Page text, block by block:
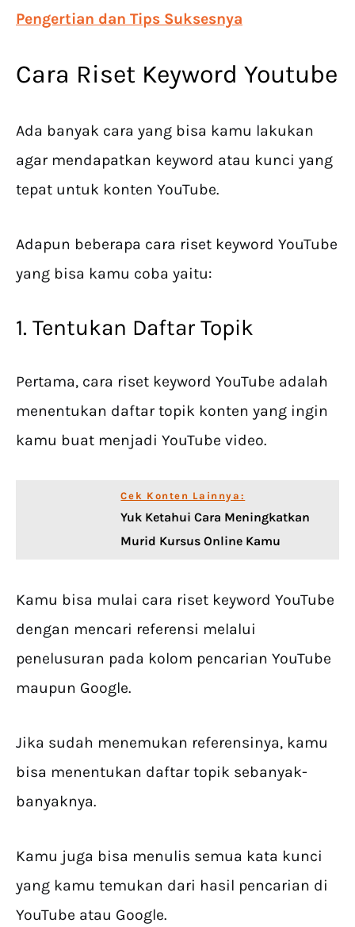
Pengertian dan Tips Suksesnya
Cara Riset Keyword Youtube
Ada banyak cara yang bisa kamu lakukan
agar mendapatkan keyword atau kunci yang
tepat untuk konten YouTube.
Adapun beberapa cara riset keyword YouTube
yang bisa kamu coba yaitu:
1. Tentukan Daftar Topik
Pertama, cara riset keyword YouTube adalah
menentukan daftar topik konten yang ingin
kamu buat menjadi YouTube video.
Cek Konten Lainnya:
Yuk Ketahui Cara Meningkatkan
Murid Kursus Online Kamu
Kamu bisa mulai cara riset keyword YouTube
dengan mencari referensi melalui
penelusuran pada kolom pencarian YouTube
maupun Google.
Jika sudah menemukan referensinya, kamu
bisa menentukan daftar topik sebanyak-
banyaknya.
Kamu juga bisa menulis semua kata kunci
yang kamu temukan dari hasil pencarian di
YouTube atau Google.